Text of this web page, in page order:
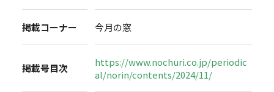
掲載コーナー 今月の窓
掲載号目次
https://www.nochuri.co.jp/periodic
al/norin/contents/2024/11/